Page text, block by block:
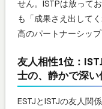
せん。ISTPは放って
も「成果さえ出して
高のパートナーシップ
友人相性1位：
士の、静かで深い
ESTJとISTJの友人関